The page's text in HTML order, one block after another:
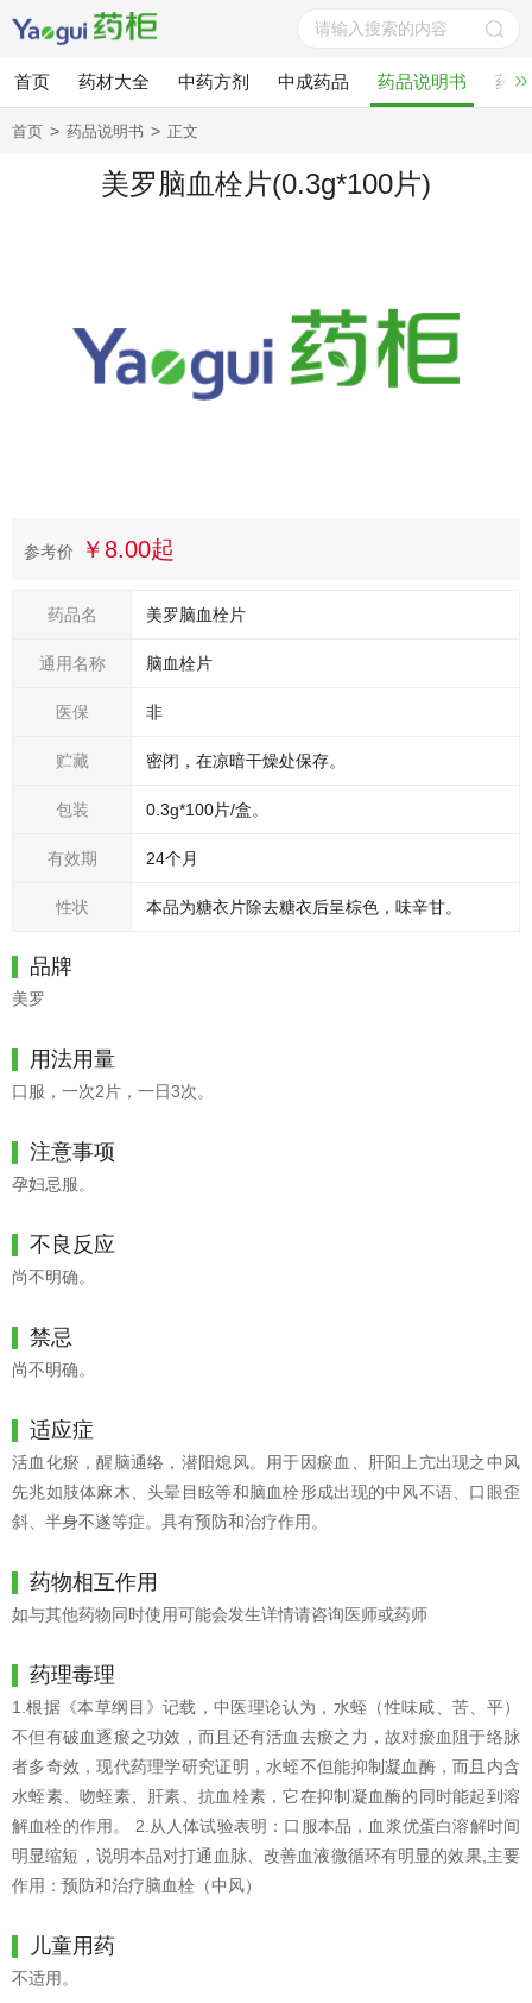
首页 药材大全 中药方剂 中成药品 药品说明书 药
首页 > 药品说明书 > 正文
美罗脑血栓片(0.3g*100片)
参考价 ￥8.00起
药品名 美罗脑血栓片
通用名称 脑血栓片
医保 非
贮藏 密闭，在凉暗干燥处保存。
包装 0.3g*100片/盒。
有效期 24个月
性状 本品为糖衣片除去糖衣后呈棕色，味辛甘。
品牌
美罗
用法用量
口服，一次2片，一日3次。
注意事项
孕妇忌服。
不良反应
尚不明确。
禁忌
尚不明确。
适应症
活血化瘀，醒脑通络，潜阳熄风。用于因瘀血、肝阳上亢出现之中风
先兆如肢体麻木、头晕目眩等和脑血栓形成出现的中风不语、口眼歪
斜、半身不遂等症。具有预防和治疗作用。
药物相互作用
如与其他药物同时使用可能会发生详情请咨询医师或药师
药理毒理
1.根据《本草纲目》记载，中医理论认为，水蛭（性味咸、苦、平）
不但有破血逐瘀之功效，而且还有活血去瘀之力，故对瘀血阻于络脉
者多奇效，现代药理学研究证明，水蛭不但能抑制凝血酶，而且内含
水蛭素、吻蛭素、肝素、抗血栓素，它在抑制凝血酶的同时能起到溶
解血栓的作用。 2.从人体试验表明：口服本品，血浆优蛋白溶解时间
明显缩短，说明本品对打通血脉、改善血液微循环有明显的效果,主要
作用：预防和治疗脑血栓（中风）
儿童用药
不适用。